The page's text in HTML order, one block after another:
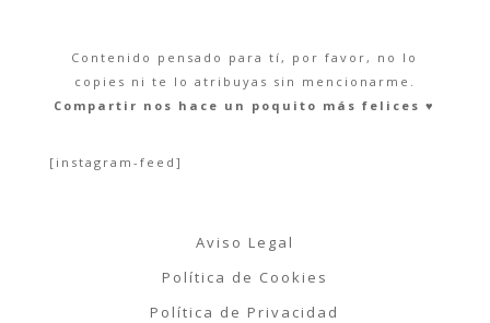
Contenido pensado para tí, por favor, no lo
copies ni te lo atribuyas sin mencionarme.
Compartir nos hace un poquito más felices ♥︎
[instagram-feed]
Aviso Legal
Política de Cookies
Política de Privacidad